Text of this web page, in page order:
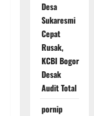
Desa
Sukaresmi
Cepat
Rusak,
KCBI Bogor
Desak
Audit Total
pornip